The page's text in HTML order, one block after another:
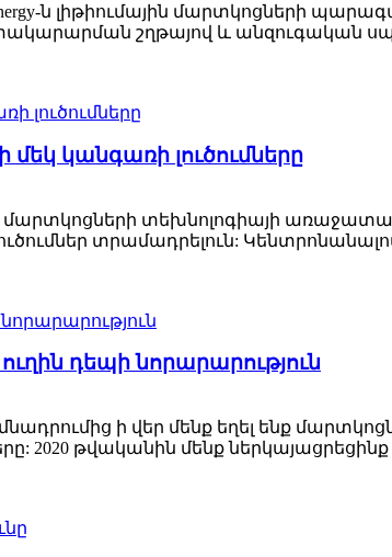
ն լիթիումային մարտկոցների
շղթայով և անզուգական
կանգառի լուծումները
մարտկոցների տեխնոլոգիայի
տրամադրելուն:
դեպի նորարարություն
ի վեր մենք եղել ենք
2020 թվականին մենք